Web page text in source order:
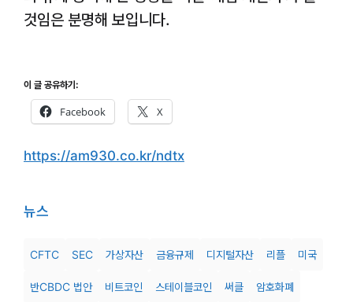
것임은 분명해 보입니다.
이 글 공유하기:
Facebook X
https://am930.co.kr/ndtx
뉴스
CFTC SEC 가상자산 금융규제 디지털자산 리플 미국
반CBDC 법안 비트코인 스테이블코인 써클 암호화폐